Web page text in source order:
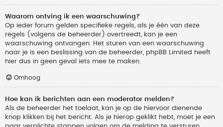
Waarom ontving ik een waarschuwing?
Op ieder forum gelden specifieke regels, als je één van deze
regels (volgens de beheerder) overtreedt, kan je een
waarschuwing ontvangen. Het sturen van een waarschuwing
naar je is een beslissing van de beheerder, phpBB Limited heeft
hier dus in geen geval iets mee te maken.
Omhoog
Hoe kan ik berichten aan een moderator melden?
Als de beheerder het toelaat, kan je op de hiervoor dienende
knop klikken bij het bericht. Als je hierop geklikt hebt, moet je een